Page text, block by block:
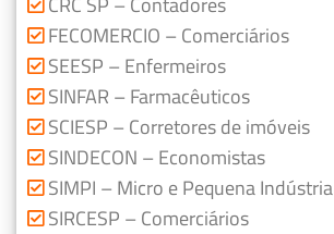
FECOMERCIO – Comerciários
SEESP – Enfermeiros
SINFAR – Farmacêuticos
SCIESP – Corretores de imóveis
SINDECON – Economistas
SIMPI – Micro e Pequena Indústria
SIRCESP – Comerciários